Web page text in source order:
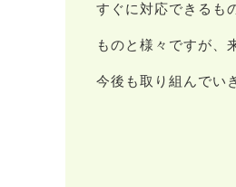
すぐに対応できるも
ものと様々ですが、
今後も取り組んでい